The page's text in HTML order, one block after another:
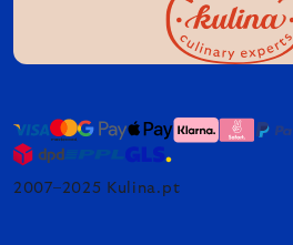
2007–2025 Kulina.pt